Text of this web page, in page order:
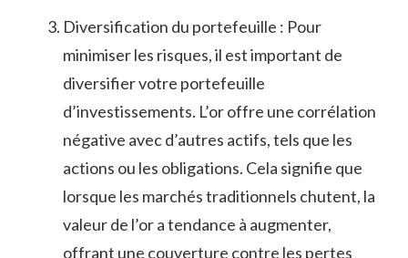
Diversification du portefeuille⁣ : Pour
minimiser les risques, il est ‍important de
diversifier votre portefeuille
d’investissements. L’or offre ​une corrélation‌
négative avec d’autres actifs, tels que les​
actions ou les obligations. Cela signifie⁢ que
lorsque les marchés traditionnels chutent, la
valeur de l’or⁣ a tendance à augmenter,
offrant une couverture contre les pertes